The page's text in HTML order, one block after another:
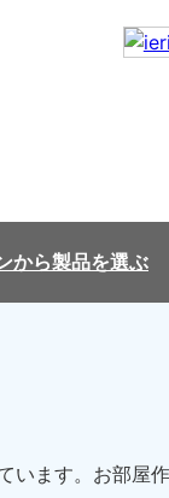
から製品を選ぶ
ます。お部屋